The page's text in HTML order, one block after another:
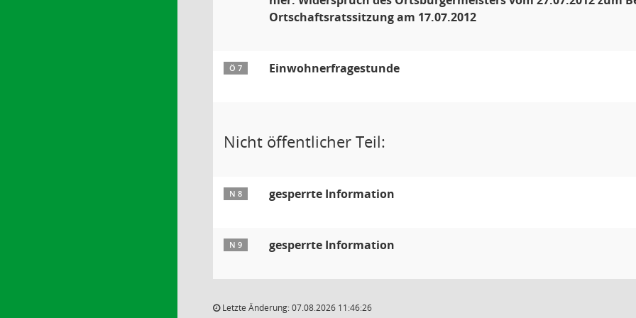
Ortschaftsratssitzung am 17.07.2012
Ö 7 Einwohnerfragestunde
Nicht öffentlicher Teil:
N 8 gesperrte Information
N 9 gesperrte Information
Letzte Änderung: 07.08.2026 11:46:26